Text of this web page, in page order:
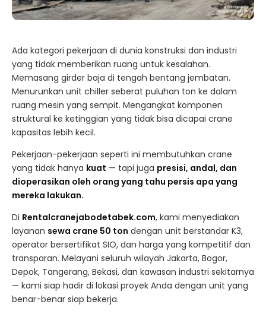
Ada kategori pekerjaan di dunia konstruksi dan industri
yang tidak memberikan ruang untuk kesalahan.
Memasang girder baja di tengah bentang jembatan.
Menurunkan unit chiller seberat puluhan ton ke dalam
ruang mesin yang sempit. Mengangkat komponen
struktural ke ketinggian yang tidak bisa dicapai crane
kapasitas lebih kecil.
Pekerjaan-pekerjaan seperti ini membutuhkan crane
yang tidak hanya kuat — tapi juga presisi, andal, dan
dioperasikan oleh orang yang tahu persis apa yang
mereka lakukan.
Di Rentalcranejabodetabek.com, kami menyediakan
layanan sewa crane 50 ton dengan unit berstandar K3,
operator bersertifikat SIO, dan harga yang kompetitif dan
transparan. Melayani seluruh wilayah Jakarta, Bogor,
Depok, Tangerang, Bekasi, dan kawasan industri sekitarnya
— kami siap hadir di lokasi proyek Anda dengan unit yang
benar-benar siap bekerja.